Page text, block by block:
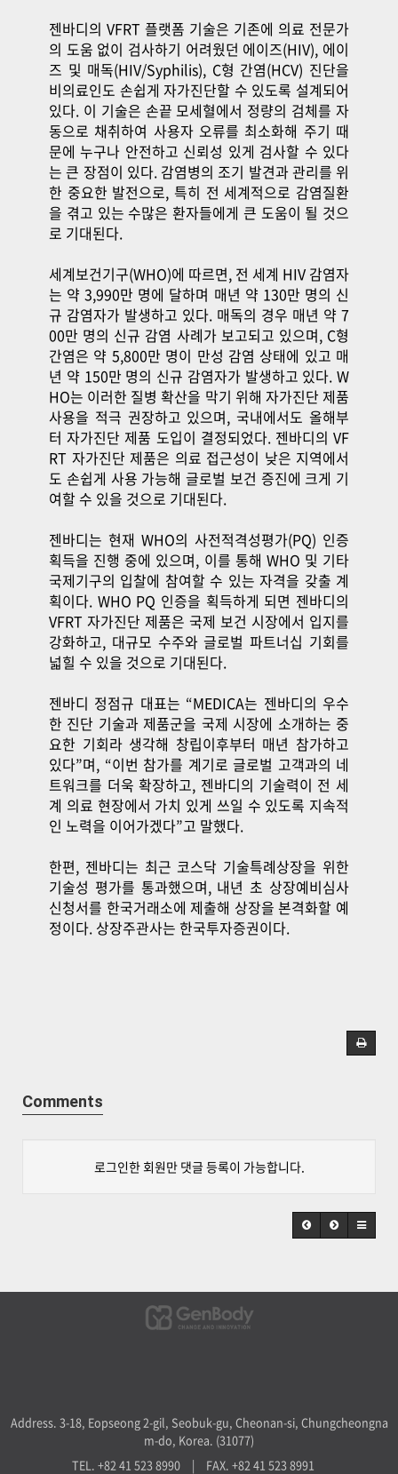
젠바디의 VFRT 플랫폼 기술은 기존에 의료 전문가
의 도움 없이 검사하기 어려웠던 에이즈(HIV), 에이
즈 및 매독(HIV/Syphilis), C형 간염(HCV) 진단을
비의료인도 손쉽게 자가진단할 수 있도록 설계되어
있다. 이 기술은 손끝 모세혈에서 정량의 검체를 자
동으로 채취하여 사용자 오류를 최소화해 주기 때
문에 누구나 안전하고 신뢰성 있게 검사할 수 있다
는 큰 장점이 있다. 감염병의 조기 발견과 관리를 위
한 중요한 발전으로, 특히 전 세계적으로 감염질환
을 겪고 있는 수많은 환자들에게 큰 도움이 될 것으
로 기대된다.
세계보건기구(WHO)에 따르면, 전 세계 HIV 감염자
는 약 3,990만 명에 달하며 매년 약 130만 명의 신
규 감염자가 발생하고 있다. 매독의 경우 매년 약 7
00만 명의 신규 감염 사례가 보고되고 있으며, C형
간염은 약 5,800만 명이 만성 감염 상태에 있고 매
년 약 150만 명의 신규 감염자가 발생하고 있다. W
HO는 이러한 질병 확산을 막기 위해 자가진단 제품
사용을 적극 권장하고 있으며, 국내에서도 올해부
터 자가진단 제품 도입이 결정되었다. 젠바디의 VF
RT 자가진단 제품은 의료 접근성이 낮은 지역에서
도 손쉽게 사용 가능해 글로벌 보건 증진에 크게 기
여할 수 있을 것으로 기대된다.
젠바디는 현재 WHO의 사전적격성평가(PQ) 인증
획득을 진행 중에 있으며, 이를 통해 WHO 및 기타
국제기구의 입찰에 참여할 수 있는 자격을 갖출 계
획이다. WHO PQ 인증을 획득하게 되면 젠바디의
VFRT 자가진단 제품은 국제 보건 시장에서 입지를
강화하고, 대규모 수주와 글로벌 파트너십 기회를
넓힐 수 있을 것으로 기대된다.
젠바디 정점규 대표는 “MEDICA는 젠바디의 우수
한 진단 기술과 제품군을 국제 시장에 소개하는 중
요한 기회라 생각해 창립이후부터 매년 참가하고
있다”며, “이번 참가를 계기로 글로벌 고객과의 네
트워크를 더욱 확장하고, 젠바디의 기술력이 전 세
계 의료 현장에서 가치 있게 쓰일 수 있도록 지속적
인 노력을 이어가겠다”고 말했다.
한편, 젠바디는 최근 코스닥 기술특례상장을 위한
기술성 평가를 통과했으며, 내년 초 상장예비심사
신청서를 한국거래소에 제출해 상장을 본격화할 예
정이다. 상장주관사는 한국투자증권이다.
Comments
로그인한 회원만 댓글 등록이 가능합니다.
Address. 3-18, Eopseong 2-gil, Seobuk-gu, Cheonan-si, Chungcheongna
m-do, Korea. (31077)
TEL. +82 41 523 8990
| FAX. +82 41 523 8991